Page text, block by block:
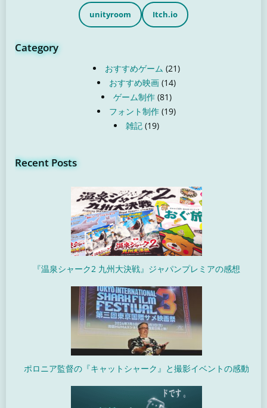
unityroom Itch.io
Category
おすすめゲーム (21)
おすすめ映画 (14)
ゲーム制作 (81)
フォント制作 (19)
雑記 (19)
Recent Posts
『温泉シャーク2 九州大決戦』ジャパンプレミアの感想
ポロニア監督の『キャットシャーク』と撮影イベントの感動